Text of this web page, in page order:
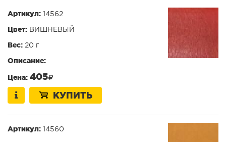
Артикул: 14562
Цвет: ВИШНЕВЫЙ
Вес: 20 г
Описание:
Цена: 405
КУПИТЬ
Артикул: 14560